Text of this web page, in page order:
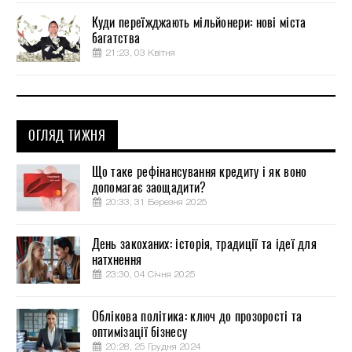
Куди переїжджають мільйонери: нові міста
багатства
21:23, 03 Квітня
ОГЛЯД ТИЖНЯ
Що таке рефінансування кредиту і як воно
допомагає заощадити?
20:33, 31 Березня 2025
День закоханих: історія, традиції та ідеї для
натхнення
23:30, 04 Січня 2025
Облікова політика: ключ до прозорості та
оптимізації бізнесу
20:28, 25 Грудня 2024